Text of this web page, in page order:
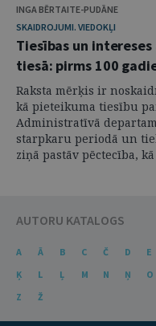
INGA BĒRTAITE-PUDĀNE
SKAIDROJUMI. VIEDOKĻI
Tiesības un
tiesā: pirms 100
Raksta mērķis ir
kā pieteikuma tiesību
Administratīvā
starpkaru periodā un
ziņā pastāv pēctecība,
AUTORU KATALOGS
A Ā B C Č D E
Ķ
L Ļ M N Ņ O
Z
Ž